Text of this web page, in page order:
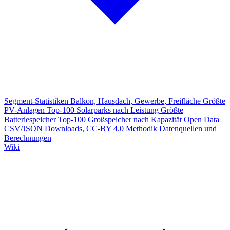
Segment-Statistiken Balkon, Hausdach, Gewerbe, Freifläche Größte
PV-Anlagen Top-100 Solarparks nach Leistung Größte
Batteriespeicher Top-100 Großspeicher nach Kapazität Open Data
CSV/JSON Downloads, CC-BY 4.0 Methodik Datenquellen und
Berechnungen
Wiki